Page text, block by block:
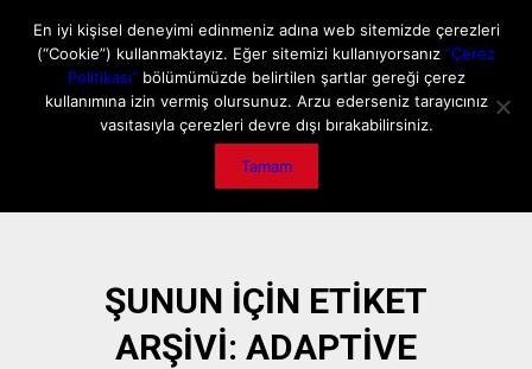
GİZLİLİK POLİTİKASI İLETİŞİM ÖNEMLİ DUYURU
ŞUNUN IÇIN ETIKET
ARŞIVI: ADAPTIVE
En iyi kişisel deneyimi edinmeniz adına web sitemizde çerezleri
(“Cookie”) kullanmaktayız. Eğer sitemizi kullanıyorsanız “Çerez
Politikası”bölümümüzde belirtilen şartlar gereği çerez
kullanımına izin vermiş olursunuz. Arzu ederseniz tarayıcınız
vasıtasıyla çerezleri devre dışı bırakabilirsiniz.
Tamam